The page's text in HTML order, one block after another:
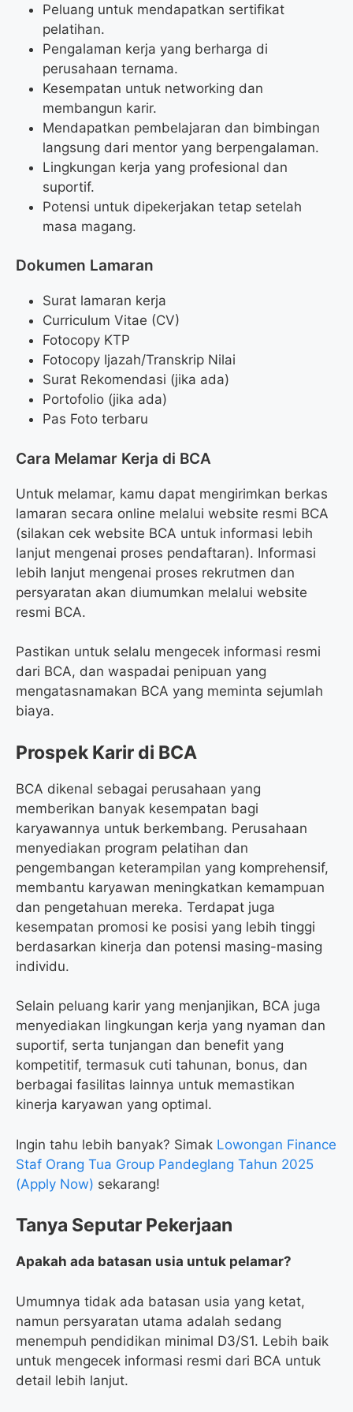
Peluang untuk mendapatkan sertifikat
pelatihan.
Pengalaman kerja yang berharga di
perusahaan ternama.
Kesempatan untuk networking dan
membangun karir.
Mendapatkan pembelajaran dan bimbingan
langsung dari mentor yang berpengalaman.
Lingkungan kerja yang profesional dan
suportif.
Potensi untuk dipekerjakan tetap setelah
masa magang.
Dokumen Lamaran
Surat lamaran kerja
Curriculum Vitae (CV)
Fotocopy KTP
Fotocopy Ijazah/Transkrip Nilai
Surat Rekomendasi (jika ada)
Portofolio (jika ada)
Pas Foto terbaru
Cara Melamar Kerja di BCA
Untuk melamar, kamu dapat mengirimkan berkas
lamaran secara online melalui website resmi BCA
(silakan cek website BCA untuk informasi lebih
lanjut mengenai proses pendaftaran). Informasi
lebih lanjut mengenai proses rekrutmen dan
persyaratan akan diumumkan melalui website
resmi BCA.
Pastikan untuk selalu mengecek informasi resmi
dari BCA, dan waspadai penipuan yang
mengatasnamakan BCA yang meminta sejumlah
biaya.
Prospek Karir di BCA
BCA dikenal sebagai perusahaan yang
memberikan banyak kesempatan bagi
karyawannya untuk berkembang. Perusahaan
menyediakan program pelatihan dan
pengembangan keterampilan yang komprehensif,
membantu karyawan meningkatkan kemampuan
dan pengetahuan mereka. Terdapat juga
kesempatan promosi ke posisi yang lebih tinggi
berdasarkan kinerja dan potensi masing-masing
individu.
Selain peluang karir yang menjanjikan, BCA juga
menyediakan lingkungan kerja yang nyaman dan
suportif, serta tunjangan dan benefit yang
kompetitif, termasuk cuti tahunan, bonus, dan
berbagai fasilitas lainnya untuk memastikan
kinerja karyawan yang optimal.
Ingin tahu lebih banyak? Simak Lowongan Finance
Staf Orang Tua Group Pandeglang Tahun 2025
(Apply Now) sekarang!
Tanya Seputar Pekerjaan
Apakah ada batasan usia untuk pelamar?
Umumnya tidak ada batasan usia yang ketat,
namun persyaratan utama adalah sedang
menempuh pendidikan minimal D3/S1. Lebih baik
untuk mengecek informasi resmi dari BCA untuk
detail lebih lanjut.